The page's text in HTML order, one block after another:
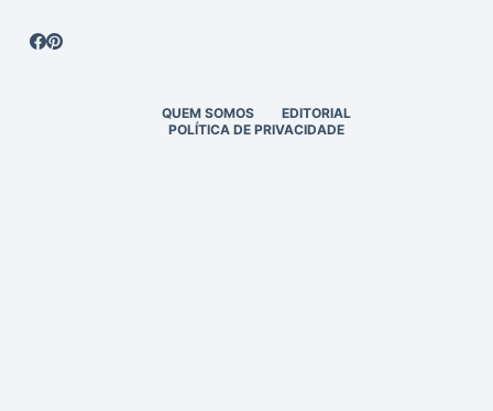
QUEM SOMOS
EDITORIAL
POLÍTICA DE PRIVACIDADE